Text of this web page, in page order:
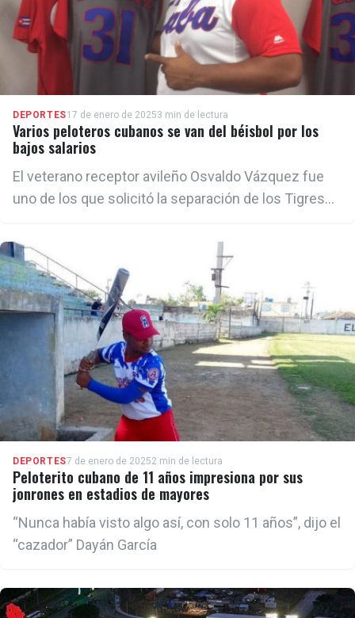
DEPORTES17 de enero de 20253 min de lectura
Varios peloteros cubanos se van del béisbol por los
bajos salarios
El veterano receptor avileño Osvaldo Vázquez fue
uno de los que solicitó la separación de los Tigres
DEPORTES7 de enero de 20252 min de lectura
Peloterito cubano de 11 años impresiona por sus
jonrones en estadios de mayores
“Nunca había visto algo así, con solo 11 años”, dijo el
“cazador” Dayán García